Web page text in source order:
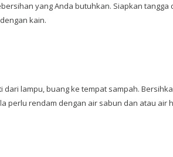
yang Anda butuhkan. Siapkan tangga
kain.
dari lampu, buang ke tempat sampah.
perlu rendam dengan air sabun dan atau air